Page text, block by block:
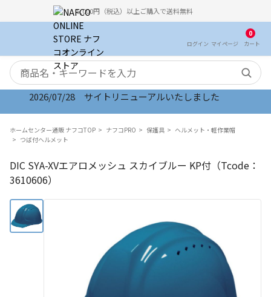
5,000円（税込）以上ご購入で送料無料
ログイン マイ ページ
0
カート
検索キーワード
2026/07/28 サイトリニューアルいたしました
ホームセンター通販 ナフコTOP ナフコPRO 保護具
ヘルメット・軽作業帽
つば付ヘルメット
DIC SYA-XVエアロメッシュ スカイブルー KP付（Tcode：
3610606）